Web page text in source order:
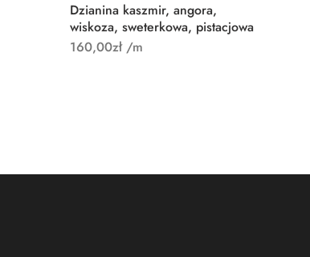
Dzianina kaszmir, angora,
wiskoza, sweterkowa, pistacjowa
160,00zł/m